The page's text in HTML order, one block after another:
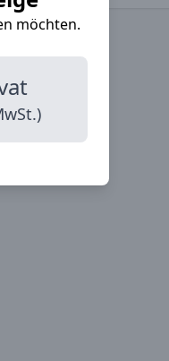
möchten.